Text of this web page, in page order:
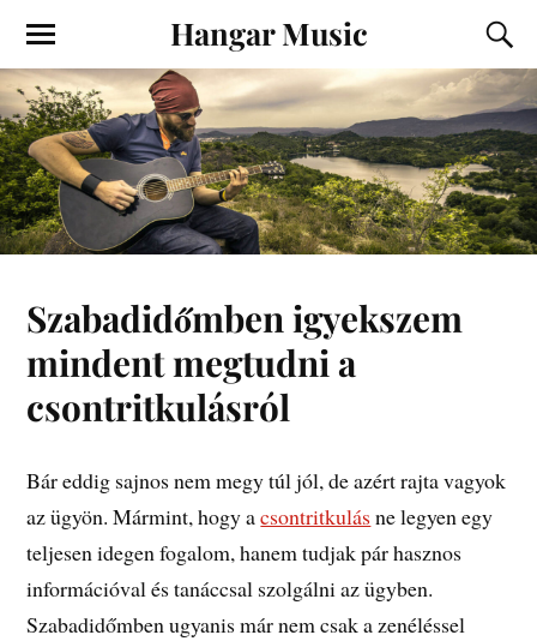
Hangar Music
Szabadidőmben igyekszem
mindent megtudni a
csontritkulásról
Bár eddig sajnos nem megy túl jól, de azért rajta vagyok
az ügyön. Mármint, hogy acsontritkulás ne legyen egy
teljesen idegen fogalom, hanem tudjak pár hasznos
információval és tanáccsal szolgálni az ügyben.
Szabadidőmben ugyanis már nem csak a zenéléssel